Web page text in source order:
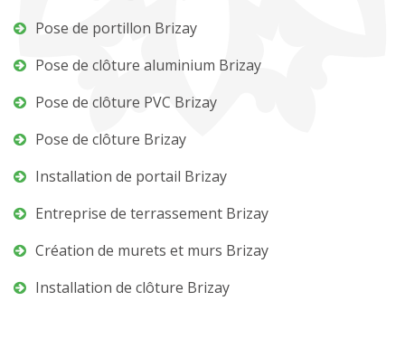
Pose de portillon Brizay
Pose de clôture aluminium Brizay
Pose de clôture PVC Brizay
Pose de clôture Brizay
Installation de portail Brizay
Entreprise de terrassement Brizay
Création de murets et murs Brizay
Installation de clôture Brizay